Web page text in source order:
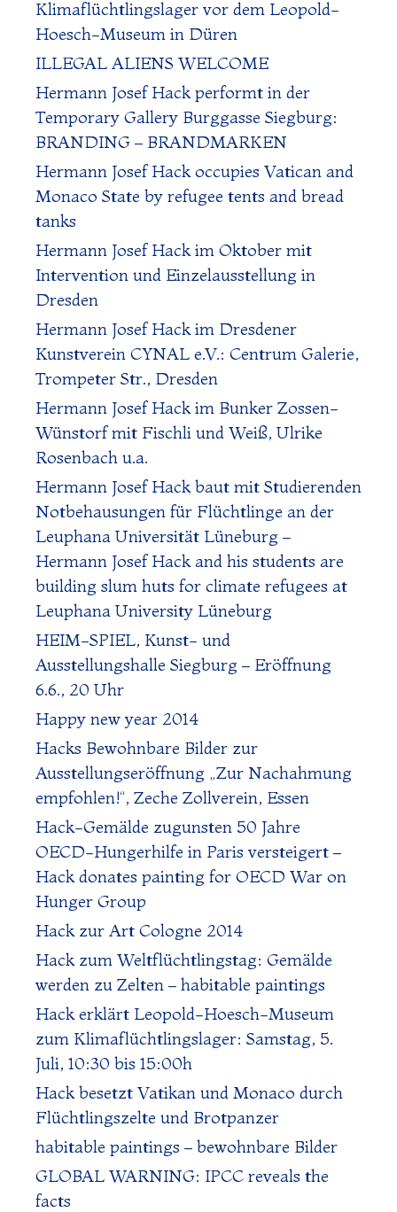
Klimaflüchtlingslager vor dem Leopold-
Hoesch-Museum in Düren
ILLEGAL ALIENS WELCOME
Hermann Josef Hack performt in der
Temporary Gallery Burggasse Siegburg:
BRANDING – BRANDMARKEN
Hermann Josef Hack occupies Vatican and
Monaco State by refugee tents and bread
tanks
Hermann Josef Hack im Oktober mit
Intervention und Einzelausstellung in
Dresden
Hermann Josef Hack im Dresdener
Kunstverein CYNAL e.V.: Centrum Galerie,
Trompeter Str., Dresden
Hermann Josef Hack im Bunker Zossen-
Wünstorf mit Fischli und Weiß, Ulrike
Rosenbach u.a.
Hermann Josef Hack baut mit Studierenden
Notbehausungen für Flüchtlinge an der
Leuphana Universität Lüneburg –
Hermann Josef Hack and his students are
building slum huts for climate refugees at
Leuphana University Lüneburg
HEIM-SPIEL, Kunst- und
Ausstellungshalle Siegburg – Eröffnung
6.6., 20 Uhr
Happy new year 2014
Hacks Bewohnbare Bilder zur
Ausstellungseröffnung „Zur Nachahmung
empfohlen!“, Zeche Zollverein, Essen
Hack-Gemälde zugunsten 50 Jahre
OECD-Hungerhilfe in Paris versteigert –
Hack donates painting for OECD War on
Hunger Group
Hack zur Art Cologne 2014
Hack zum Weltflüchtlingstag: Gemälde
werden zu Zelten – habitable paintings
Hack erklärt Leopold-Hoesch-Museum
zum Klimaflüchtlingslager: Samstag, 5.
Juli, 10:30 bis 15:00h
Hack besetzt Vatikan und Monaco durch
Flüchtlingszelte und Brotpanzer
habitable paintings – bewohnbare Bilder
GLOBAL WARNING: IPCC reveals the
facts